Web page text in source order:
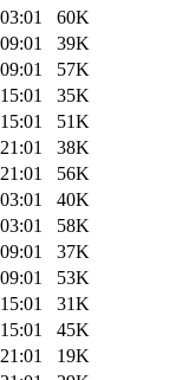
60K
39K
57K
35K
51K
38K
56K
40K
58K
37K
53K
31K
45K
19K